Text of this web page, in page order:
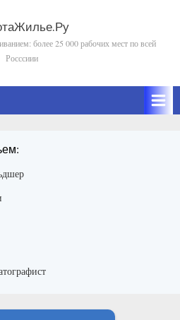
более 25 000 рабочих мест по всей
Росссиии